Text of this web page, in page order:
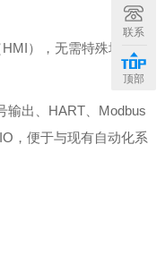
），无需特殊培训即
输出、HART、Modbus
，便于与现有自动化系
联系
顶部